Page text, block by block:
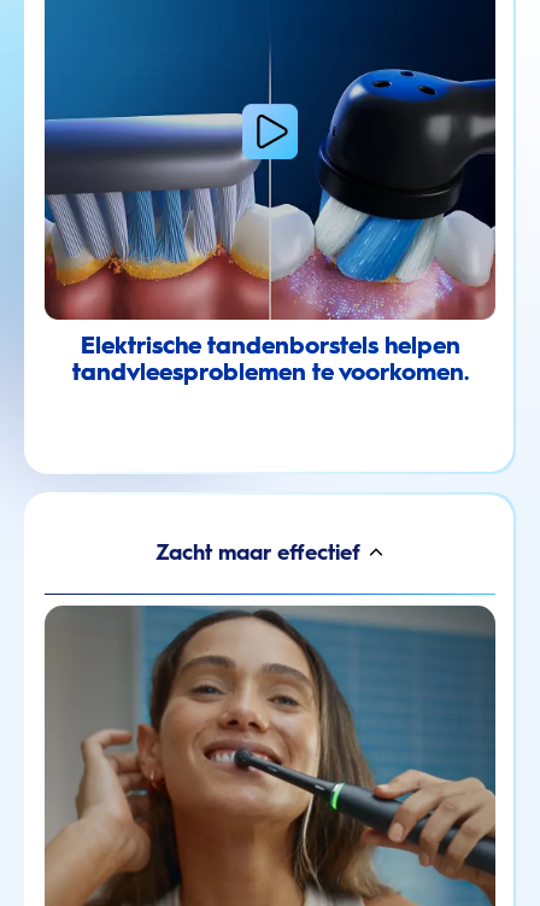
Elektrische tandenborstels helpen
tandvleesproblemen te voorkomen.
Zacht maar effectief